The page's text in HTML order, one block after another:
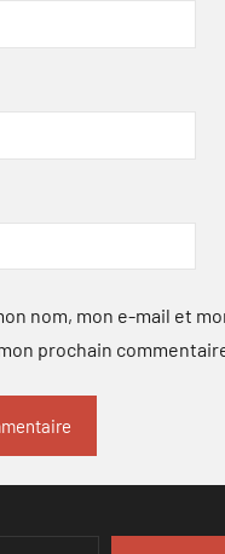
nom, mon e-mail et
prochain